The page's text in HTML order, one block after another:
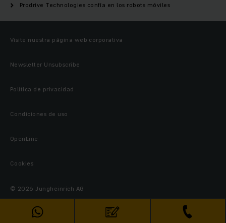
Prodrive Technologies confía en los robots móviles
Visite nuestra página web corporativa
Newsletter Unsubscribe
Política de privacidad
Condiciones de uso
OpenLine
Cookies
© 2026 Jungheinrich AG